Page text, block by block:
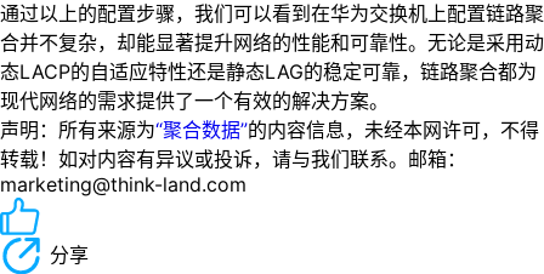
通过以上的配置步骤，我们可以看到在华为交换机上配置链路聚
合并不复杂，却能显著提升网络的性能和可靠性。无论是采用动
态LACP的自适应特性还是静态LAG的稳定可靠，链路聚合都为
现代网络的需求提供了一个有效的解决方案。
声明：所有来源为“聚合数据”的内容信息，未经本网许可，不得
转载！如对内容有异议或投诉，请与我们联系。邮箱：
marketing@think-land.com
分享